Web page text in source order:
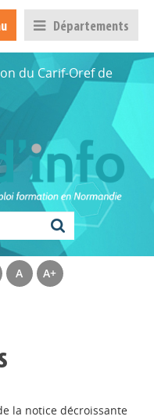
Départements
du Carif-Oref de
A A+
la notice décroissante